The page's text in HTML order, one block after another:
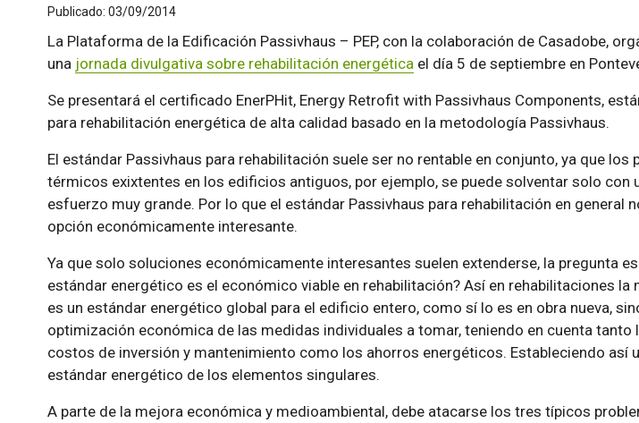
Publicado: 03/09/2014
La Plataforma de la Edificación Passivhaus – PEP, con la colaboración de Casadobe,
una jornada divulgativa sobre rehabilitación energéticael día 5 de septiembre en
Se presentará el certificado EnerPHit, Energy Retrofit with Passivhaus Components,
para rehabilitación energética de alta calidad basado en la metodología Passivhaus.
El estándar Passivhaus para rehabilitación suele ser no rentable en conjunto, ya que los
térmicos exixtentes en los edificios antiguos, por ejemplo, se puede solventar solo con
esfuerzo muy grande. Por lo que el estándar Passivhaus para rehabilitación en general
opción económicamente interesante.
Ya que solo soluciones económicamente interesantes suelen extenderse, la pregunta
estándar energético es el económico viable en rehabilitación? Así en rehabilitaciones la
es un estándar energético global para el edificio entero, como sí lo es en obra nueva,
optimización económica de las medidas individuales a tomar, teniendo en cuenta tanto
costos de inversión y mantenimiento como los ahorros energéticos. Estableciendo así
estándar energético de los elementos singulares.
A parte de la mejora económica y medioambiental, debe atacarse los tres típicos